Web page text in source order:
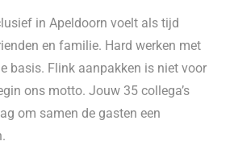
in Apeldoorn voelt als tijd
en familie. Hard werken met
basis. Flink aanpakken is niet voor
ons motto. Jouw 35 collega’s
om samen de gasten een